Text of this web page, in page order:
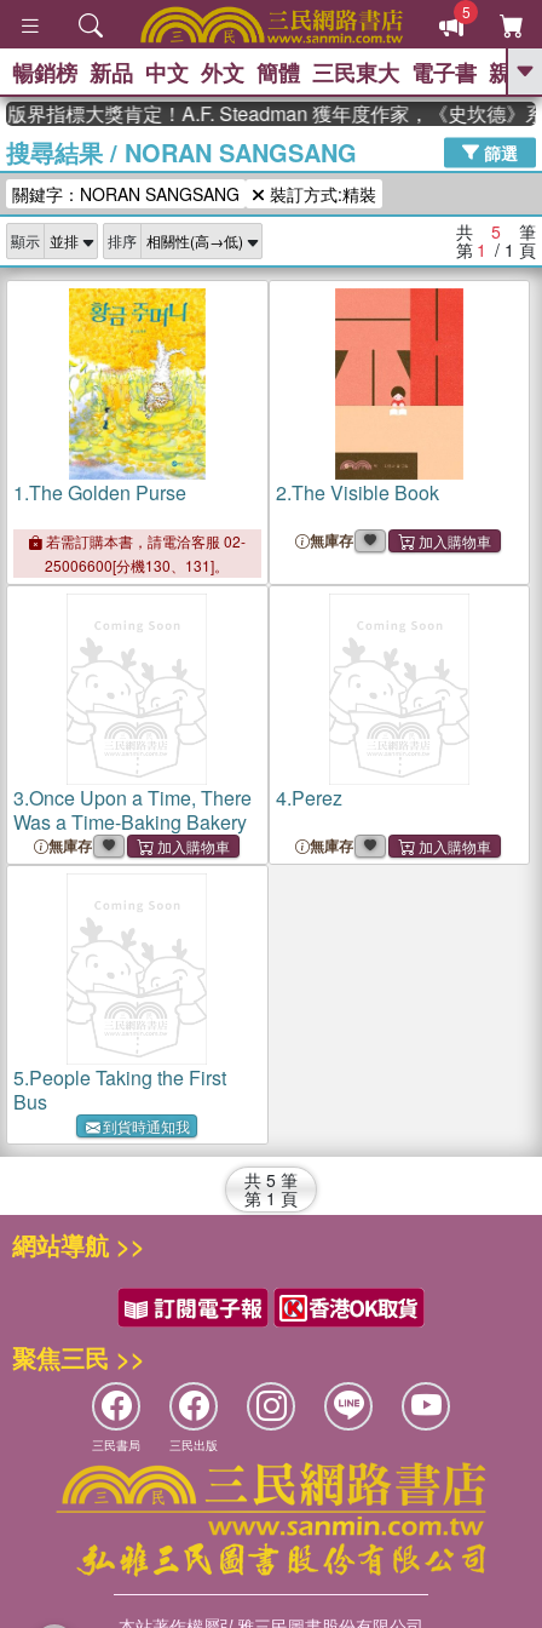
5
GO
熱搜： 東野圭吾 高希均教授回憶錄
、 The Odyssey 、 父親節 、 如果歷
史是一群喵 、 暑期推薦
獎 臺灣漫遊錄 、 方念華 、 台灣的李
登輝時代
數學女孩：黎曼猜想 、
偉大的迷走神經
暢銷榜 新品 中文 外文 簡體 三民東大 電子書 親子
界指標大獎肯定！A.F. Steadman 獲年度作家，《史坎德》
搜尋結果/ NORAN SANGSANG
篩選
關鍵字：NORAN SANGSANG
裝訂方式:精裝
顯示 排序 共 5 筆
第 1 / 1 頁
1.The Golden Purse
若需訂購本書，請電洽客服 02-
25006600[分機130、131]。
2.The Visible Book
無庫存
3.Once Upon a Time, There
Was a Time-Baking Bakery
無庫存
4.Perez
無庫存
5.People Taking the First
Bus
到貨時通知我
共 5 筆
第 1 頁
網站導航 >>
聚焦三民 >>
三民書局 三民出版